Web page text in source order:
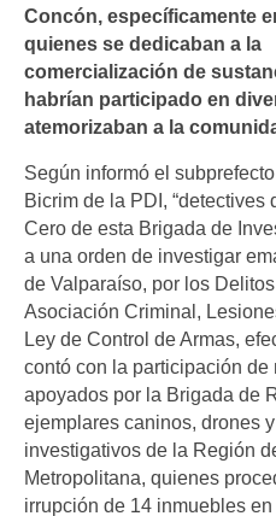
Concón, específicamente
quienes se dedicaban a la
comercialización de
habrían participado en
atemorizaban a la
Según informó el
Bicrim de la PDI, “detectives
Cero de esta Brigada de
a una orden de investigar
de Valparaíso, por los
Asociación Criminal,
Ley de Control de Armas,
contó con la participación de
apoyados por la Brigada de
ejemplares caninos, drones
investigativos de la Región
Metropolitana, quienes
irrupción de 14 inmuebles